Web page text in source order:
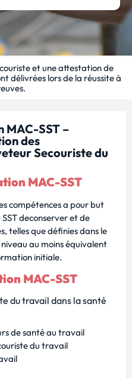
et une attestation de
délivrées lors de la réussite à
SST –
des
Secouriste du
MAC-SST
compétences a pour but
deconserver et de
telles que définies dans le
au moins équivalent
initiale.
MAC-SST
du travail dans la santé
de santé au travail
du travail